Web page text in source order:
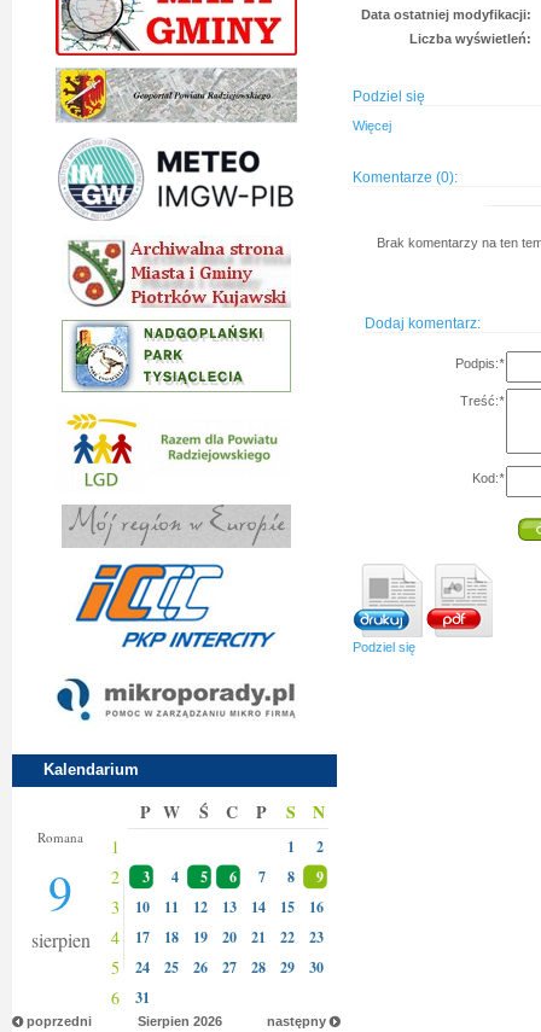
Kalendarium
Romana
9
sierpien
P W Ś C P S N
1 1 2
2 3 4 5 6 7 8 9
3 10 11 12 13 14 15 16
4 17 18 19 20 21 22 23
5 24 25 26 27 28 29 30
6 31
poprzedni następny
Sierpien 2026
Data ostatniej modyfikacji:
Liczba wyświetleń:
Podziel się
Więcej
Komentarze (0):
Brak komentarzy na ten
Dodaj komentarz:
Podpis:*
Treść:*
Kod:*
Podziel się